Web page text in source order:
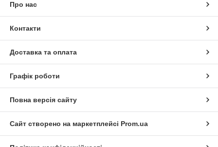
Про нас
Контакти
Доставка та оплата
Графік роботи
Повна версія сайту
Сайт створено на маркетплейсі Prom.ua